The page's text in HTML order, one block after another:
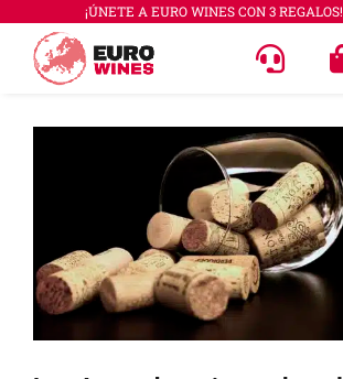
contenido
¡ÚNETE A EURO WINES CON 3 REGALOS!